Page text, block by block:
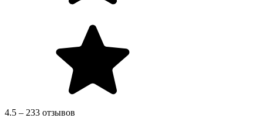
4.5 – 233 отзывов